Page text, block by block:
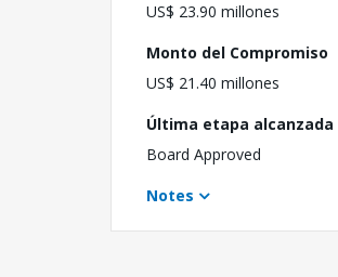
US$ 23.90 millones
Monto del Compromiso
US$ 21.40 millones
Última etapa alcanzada
Board Approved
Notes